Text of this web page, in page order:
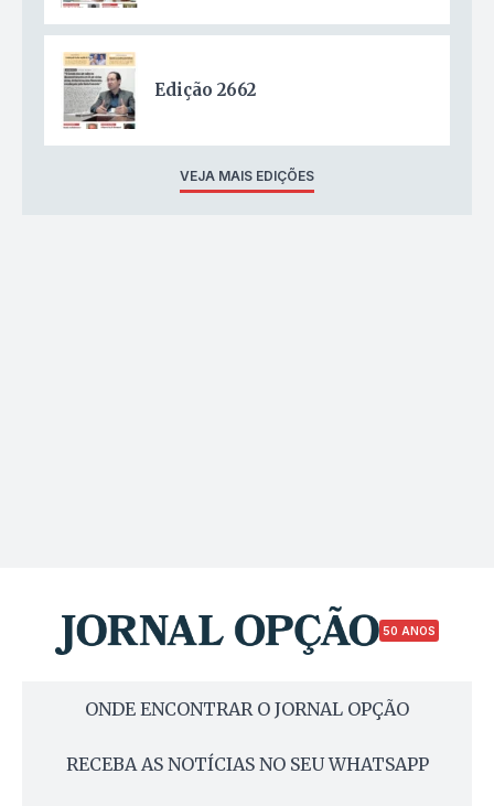
Edição 2662
VEJA MAIS EDIÇÕES
50 ANOS
ONDE ENCONTRAR O JORNAL OPÇÃO
RECEBA AS NOTÍCIAS NO SEU WHATSAPP